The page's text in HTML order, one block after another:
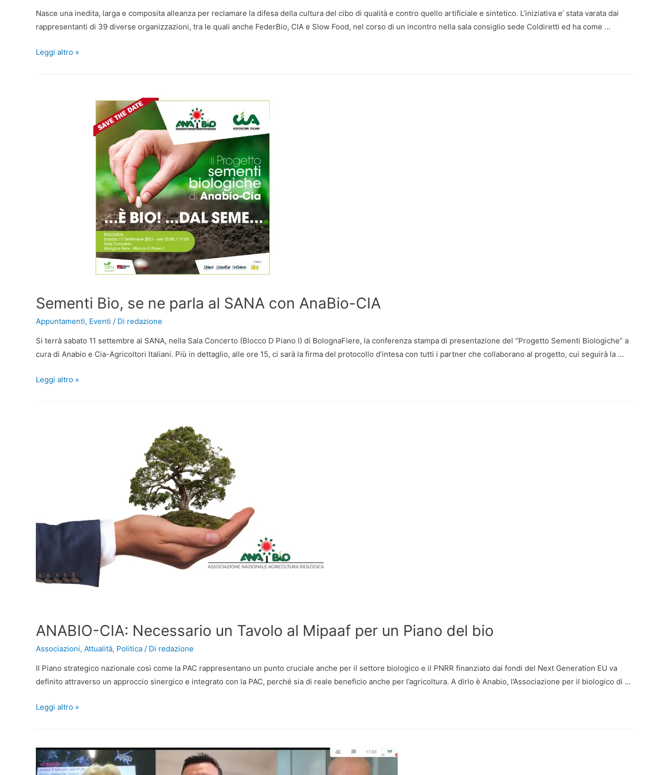
Nasce una inedita, larga e composita alleanza per reclamare la difesa della cultura del cibo di qualità e contro quello artificiale e sintetico. L’iniziativa e’ stata varata dai
rappresentanti di 39 diverse organizzazioni, tra le quali anche FederBio, CIA e Slow Food, nel corso di un incontro nella sala consiglio sede Coldiretti ed ha come …
Leggi altro »
Sementi Bio, se ne parla al SANA con AnaBio-CIA
Appuntamenti, Eventi / Di redazione
Si terrà sabato 11 settembre al SANA, nella Sala Concerto (Blocco D Piano I) di BolognaFiere, la conferenza stampa di presentazione del “Progetto Sementi Biologiche” a
cura di Anabio e Cia-Agricoltori Italiani. Più in dettaglio, alle ore 15, ci sarà la firma del protocollo d’intesa con tutti i partner che collaborano al progetto, cui seguirà la …
Leggi altro »
ANABIO-CIA: Necessario un Tavolo al Mipaaf per un Piano del bio
Associazioni, Attualità, Politica / Di redazione
Il Piano strategico nazionale così come la PAC rappresentano un punto cruciale anche per il settore biologico e il PNRR finanziato dai fondi del Next Generation EU va
definito attraverso un approccio sinergico e integrato con la PAC, perché sia di reale beneficio anche per l’agricoltura. A dirlo è Anabio, l’Associazione per il biologico di …
Leggi altro »